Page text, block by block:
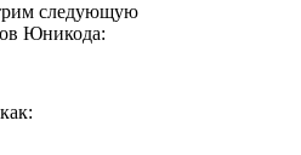
следующую
Юникода: